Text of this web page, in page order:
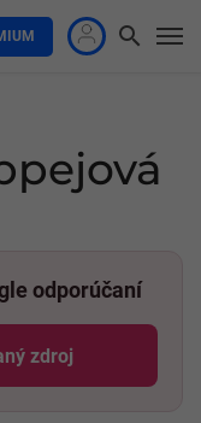
odporúčaní
zdroj
odkaz sa otvorí v